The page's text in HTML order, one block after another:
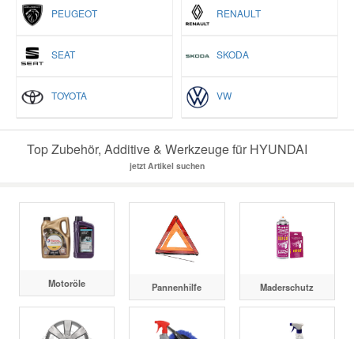
PEUGEOT RENAULT
SEAT SKODA
TOYOTA VW
Top Zubehör, Additive & Werkzeuge für HYUNDAI
jetzt Artikel suchen
Motoröle Pannenhilfe Maderschutz